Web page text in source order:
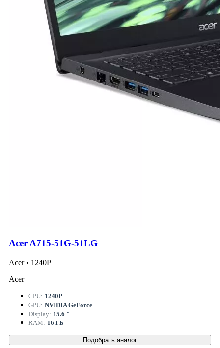
Acer A715-51G-51LG
Acer • 1240P
Acer
CPU: 1240P
GPU: NVIDIA GeForce
Display: 15.6 "
RAM: 16 ГБ
Подобрать аналог